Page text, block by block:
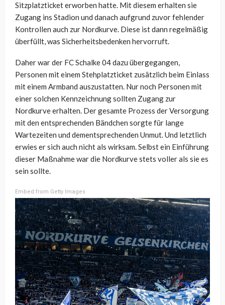
Sitzplatzticket erworben hatte. Mit diesem erhalten sie
Zugang ins Stadion und danach aufgrund zuvor fehlender
Kontrollen auch zur Nordkurve. Diese ist dann regelmäßig
überfüllt, was Sicherheitsbedenken hervorruft.
Daher war der FC Schalke 04 dazu übergegangen,
Personen mit einem Stehplatzticket zusätzlich beim Einlass
mit einem Armband auszustatten. Nur noch Personen mit
einer solchen Kennzeichnung sollten Zugang zur
Nordkurve erhalten. Der gesamte Prozess der Versorgung
mit den entsprechenden Bändchen sorgte für lange
Wartezeiten und dementsprechenden Unmut. Und letztlich
erwies er sich auch nicht als wirksam. Selbst ein Einführung
dieser Maßnahme war die Nordkurve stets voller als sie es
sein sollte.
Embed from Getty Images